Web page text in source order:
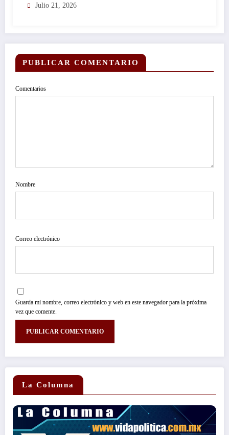
Julio 21, 2026
PUBLICAR COMENTARIO
Comentarios
Nombre
Correo electrónico
Guarda mi nombre, correo electrónico y web en este navegador para la próxima
vez que comente.
La Columna